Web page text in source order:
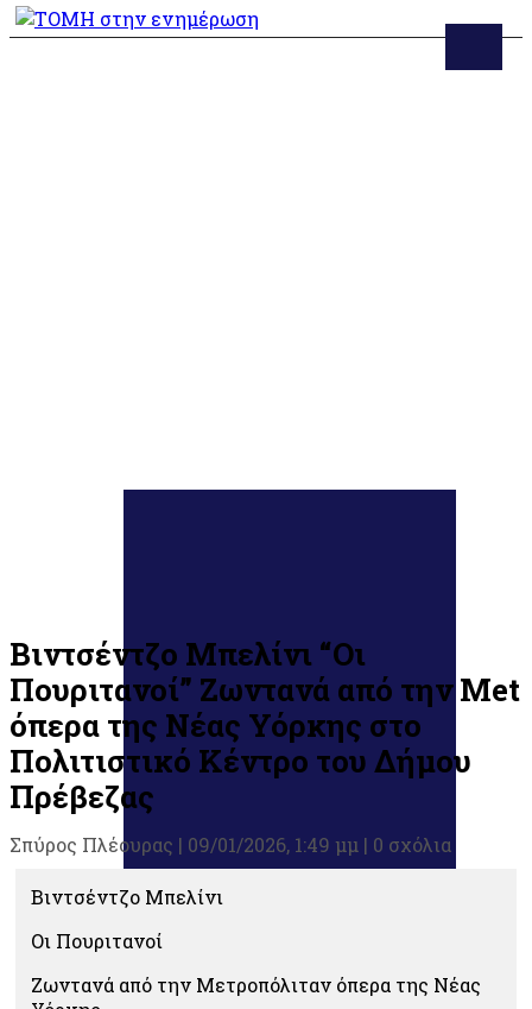
Βιντσέντζο Μπελίνι “Οι
Πουριτανοί” Ζωντανά από την Met
όπερα της Νέας Υόρκης στο
Πολιτιστικό Κέντρο του Δήμου
Πρέβεζας
Σπύρος Πλέουρας | 09/01/2026, 1:49 μμ | 0 σχόλια
Βιντσέντζο Μπελίνι
Οι Πουριτανοί
Ζωντανά από την Μετροπόλιταν όπερα της Νέας